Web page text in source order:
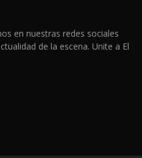
en nuestras redes sociales
de la escena. Unite a El